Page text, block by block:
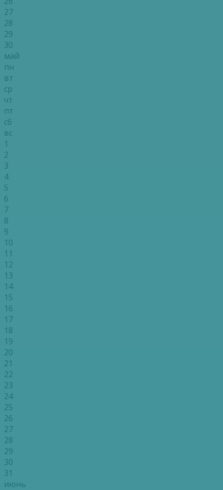
27
28
29
30
май
пн
вт
ср
чт
пт
сб
вс
1
2
3
4
5
6
7
8
9
10
11
12
13
14
15
16
17
18
19
20
21
22
23
24
25
26
27
28
29
30
31
июнь